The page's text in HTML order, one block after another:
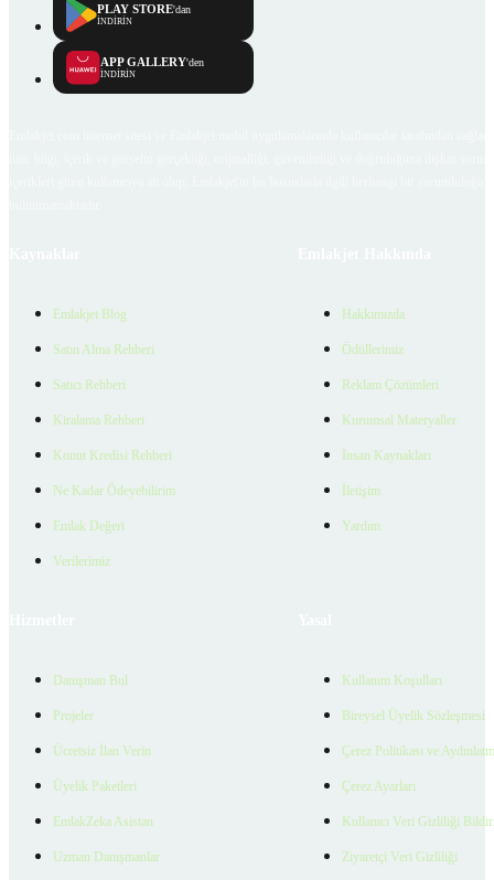
PLAY STORE'dan
İNDİRİN
APP GALLERY'den
İNDİRİN
Emlakjet Blog
Satın Alma Rehberi
Satıcı Rehberi
Kiralama Rehberi
Konut Kredisi Rehberi
Ne Kadar Ödeyebilirim
Emlak Değeri
Verilerimiz
Hakkımızda
Ödüllerimiz
Reklam Çözümleri
Kurumsal Materyaller
İnsan Kaynakları
İletişim
Yardım
Danışman Bul
Projeler
Ücretsiz İlan Verin
Üyelik Paketleri
EmlakZeka Asistan
Uzman Danışmanlar
Kullanım Koşulları
Bireysel Üyelik Sözleşmesi
Çerez Politikası ve
Çerez Ayarları
Kullanıcı Veri Gizliliği
Ziyaretçi Veri Gizliliği